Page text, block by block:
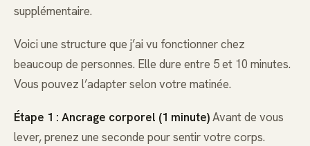
supplémentaire.
Voici une structure que j’ai vu fonctionner chez
beaucoup de personnes. Elle dure entre 5 et 10 minutes.
Vous pouvez l’adapter selon votre matinée.
Étape 1 : Ancrage corporel (1 minute)Avant de vous
lever, prenez une seconde pour sentir votre corps.